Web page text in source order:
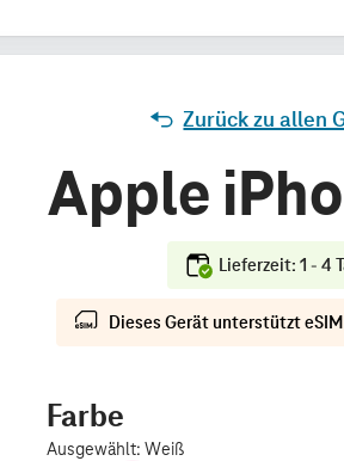
Zurück zu allen
Apple
Lieferzeit: 1 - 4
Dieses Gerät unterstützt eSIM
Farbe
Ausgewählt: Weiß